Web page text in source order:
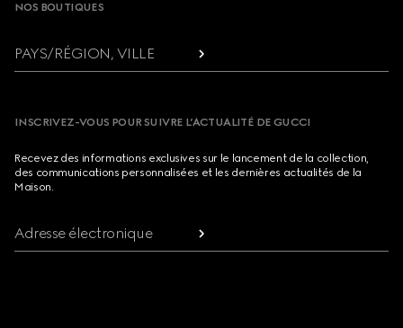
NOS BOUTIQUES
PAYS/RÉGION, VILLE
INSCRIVEZ-VOUS POUR SUIVRE L’ACTUALITÉ DE GUCCI
Recevez des informations exclusives sur le lancement de la collection,
des communications personnalisées et les dernières actualités de la
Maison.
Adresse électronique